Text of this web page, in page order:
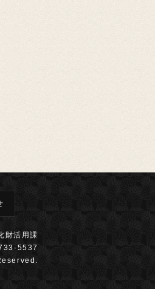
財活用課
5537